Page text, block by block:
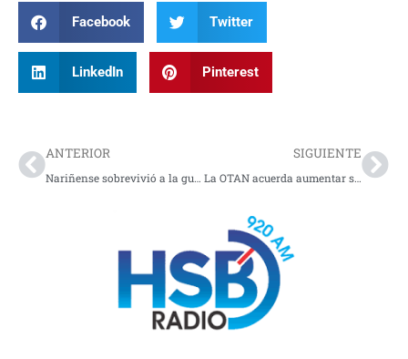
Facebook Twitter
LinkedIn Pinterest
ANTERIOR
Nariñense sobrevivió a la guerra entre Rusia y Ucrania, pero fue asesinado en México
SIGUIENTE
La OTAN acuerda aumentar su inversión en defensa durante la cumbre de Ankara